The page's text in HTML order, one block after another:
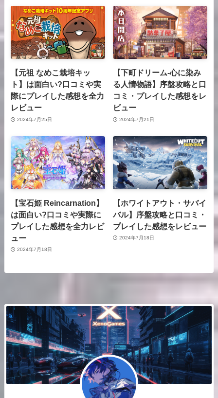
【元祖 なめこ栽培キッ
ト】は面白い?口コミや実
際にプレイした感想を全力
レビュー
2024年7月25日
【下町ドリーム-心に染み
る人情物語】序盤攻略と口
コミ・プレイした感想をレ
ビュー
2024年7月21日
【宝石姫 Reincarnation】
は面白い?口コミや実際に
プレイした感想を全力レビ
ュー
2024年7月18日
【ホワイトアウト・サバイ
バル】序盤攻略と口コミ・
プレイした感想をレビュー
2024年7月18日